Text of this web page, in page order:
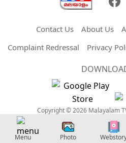
Contact Us About Us
Complaint Redressal
Privacy
Copyright © 2026 Malayalam
Menu Photo